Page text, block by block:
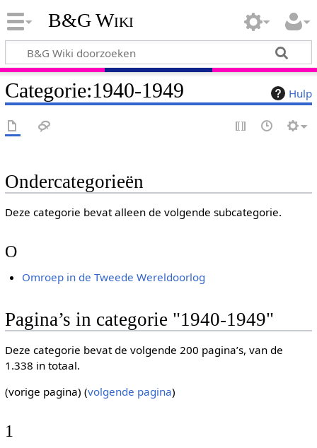
B&G Wiki
Hulp
Categorie:1940-1949
Ondercategorieën
Deze categorie bevat alleen de volgende subcategorie.
O
Omroep in de Tweede Wereldoorlog
Pagina’s in categorie "1940-1949"
Deze categorie bevat de volgende 200 pagina’s, van de
1.338 in totaal.
(vorige pagina) (volgende pagina)
1